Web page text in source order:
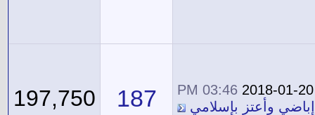
2018-01-20
03:46 PM
إباضي وأعتز بإسلامي
187
197,750